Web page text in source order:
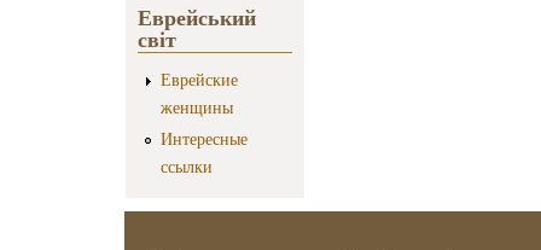
Еврейський
світ
Еврейские
женщины
Интересные
ссылки